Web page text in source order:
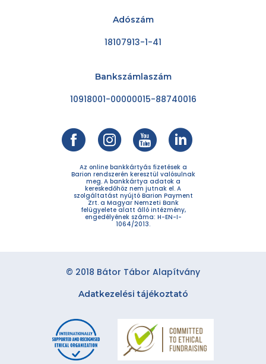
Adószám
18107913-1-41
Bankszámlaszám
10918001-00000015-88740016
Az online bankkártyás fizetések a
Barion rendszerén keresztül valósulnak
meg. A bankkártya adatok a
kereskedőhöz nem jutnak el. A
szolgáltatást nyújtó Barion Payment
Zrt. a Magyar Nemzeti Bank
felügyelete alatt álló intézmény,
engedélyének száma: H-EN-I-
1064/2013.
© 2018 Bátor Tábor Alapítvány
Adatkezelési tájékoztató